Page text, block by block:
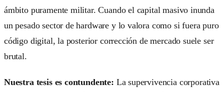
ámbito puramente militar. Cuando el capital masivo inunda
un pesado sector de hardware y lo valora como si fuera puro
código digital, la posterior corrección de mercado suele ser
brutal.
Nuestra tesis es contundente: La supervivencia corporativa